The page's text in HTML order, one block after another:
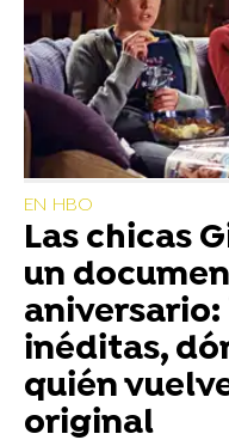
EN HBO
Las chicas
un
inéditas,
quién
original